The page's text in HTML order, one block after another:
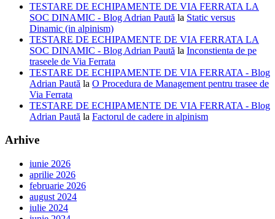
TESTARE DE ECHIPAMENTE DE VIA FERRATA LA
SOC DINAMIC - Blog Adrian Paută la Static versus
Dinamic (in alpinism)
TESTARE DE ECHIPAMENTE DE VIA FERRATA LA
SOC DINAMIC - Blog Adrian Paută la Inconstienta de pe
traseele de Via Ferrata
TESTARE DE ECHIPAMENTE DE VIA FERRATA - Blog
Adrian Paută la O Procedura de Management pentru trasee de
Via Ferrata
TESTARE DE ECHIPAMENTE DE VIA FERRATA - Blog
Adrian Paută la Factorul de cadere in alpinism
Arhive
iunie 2026
aprilie 2026
februarie 2026
august 2024
iulie 2024